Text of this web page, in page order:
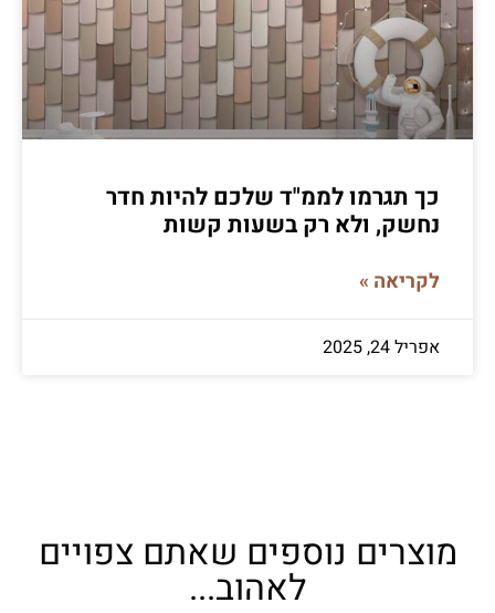
כך תגרמו לממ"ד שלכם להיות חדר
נחשק, ולא רק בשעות קשות
לקריאה »
אפריל 24, 2025
מוצרים נוספים שאתם צפויים
לאהוב...